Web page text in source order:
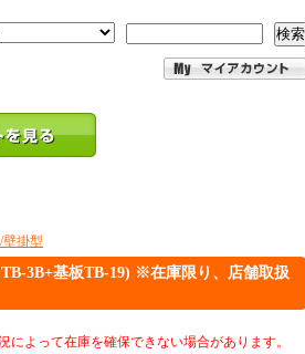
検索
壁掛型
3B+基板TB-19) ※在庫限り、店舗取扱
よって在庫を確保できない場合があります。